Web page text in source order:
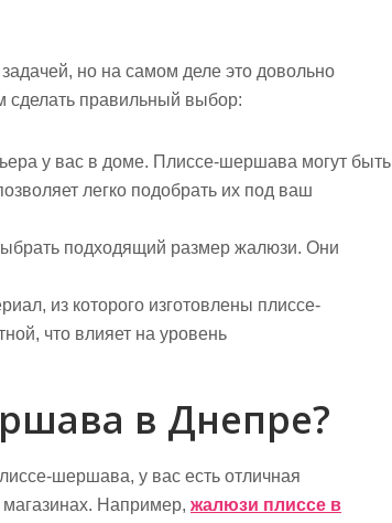
но на самом деле это довольно
сделать правильный выбор:
у вас в доме. Плиссе-шершава могут быть
легко подобрать их под ваш
подходящий размер жалюзи. Они
из которого изготовлены плиссе-
что влияет на уровень
в Днепре?
шершава, у вас есть отличная
Например, жалюзи плиссе в